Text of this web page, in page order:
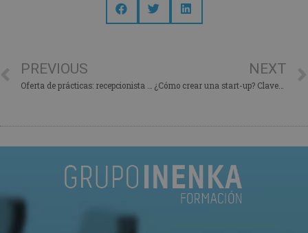
PREVIOUS
Oferta de prácticas: recepcionista de hotel en Valencia
NEXT
¿Cómo crear una start-up? Claves sobre este negocio